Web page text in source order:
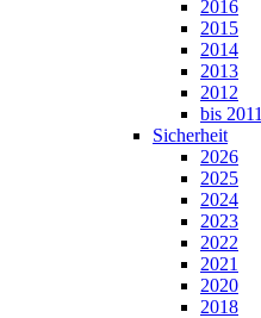
2016
2015
2014
2013
2012
bis 2011
Sicherheit
2026
2025
2024
2023
2022
2021
2020
2018